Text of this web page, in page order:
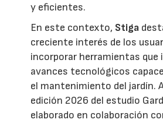
y eficientes.
En este contexto, Stiga
creciente interés de los
incorporar herramientas que
avances tecnológicos
el mantenimiento del jardín.
edición 2026 del estudio
elaborado en colaboración